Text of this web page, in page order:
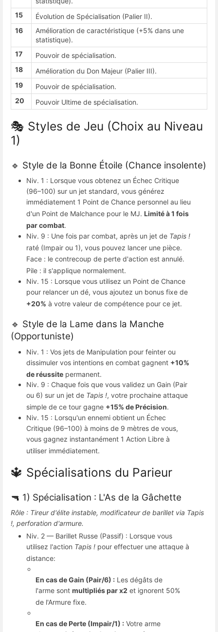
15
Évolution de Spécialisation (Palier II).
16
Amélioration de caractéristique (+5% dans une
statistique).
17
Pouvoir de spécialisation.
18
Amélioration du Don Majeur (Palier III).
19
Pouvoir de spécialisation.
20
Pouvoir Ultime de spécialisation.
🎭 Styles de Jeu (Choix au Niveau
1)
🔹 Style de la Bonne Étoile (Chance insolente)
Niv. 1 : Lorsque vous obtenez un Échec Critique
(96–100) sur un jet standard, vous générez
immédiatement 1 Point de Chance personnel au lieu
d'un Point de Malchance pour le MJ. Limité à 1 fois
par combat.
Niv. 9 : Une fois par combat, après un jet de Tapis !
raté (Impair ou 1), vous pouvez lancer une pièce
Face : le contrecoup de perte d'action est annulé.
Pile : il s'applique normalement.
Niv. 15 : Lorsque vous utilisez un Point de Chance
pour relancer un dé, vous ajoutez un bonus fixe de
+20% à votre valeur de compétence pour ce jet
🔹 Style de la Lame dans la Manche
(Opportuniste)
Niv. 1 : Vos jets de Manipulation pour feinter ou
dissimuler vos intentions en combat gagnent +10%
de réussite permanent
Niv. 9 : Chaque fois que vous validez un Gain (Pair
ou 6) sur un jet de Tapis !, votre prochaine attaque
simple de ce tour gagne +15% de Précision.
Niv. 15 : Lorsqu'un ennemi obtient un Échec
Critique (96–100) à moins de 9 mètres de vous,
vous gagnez instantanément 1 Action Libre à
utiliser immédiatement.
🔱 Spécialisations du Parieur
🔫 1) Spécialisation : L'As de la Gâchette
Rôle : Tireur d'élite instable, modificateur de barillet via Tapis
!, perforation d'armure.
Niv. 2 — Barillet Russe (Passif) : Lorsque vous
utilisez l'action Tapis ! pour effectuer une attaque à
distance:
En cas de Gain (Pair/6) : Les dégâts de
l'arme sontmultipliés par x2 et ignorent 50%
de l'Armure fixe.
En cas de Perte (Impair/1) : Votre arme